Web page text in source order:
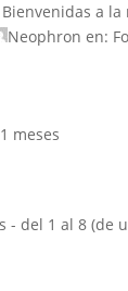
a la
Neophron en:
meses
- del 1 al 8 (de